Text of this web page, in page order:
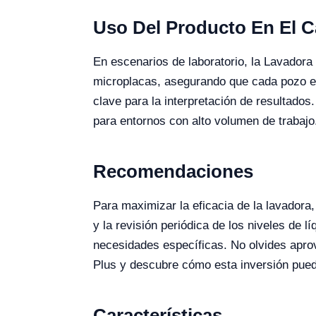
Uso Del Producto En El
En escenarios de laboratorio, la
microplacas, asegurando que cada pozo
clave para la interpretación de
para entornos con alto volumen de
Recomendaciones
Para maximizar la eficacia de la
y la revisión periódica de los niveles de
necesidades específicas. No olvides
Plus y descubre cómo esta inversión